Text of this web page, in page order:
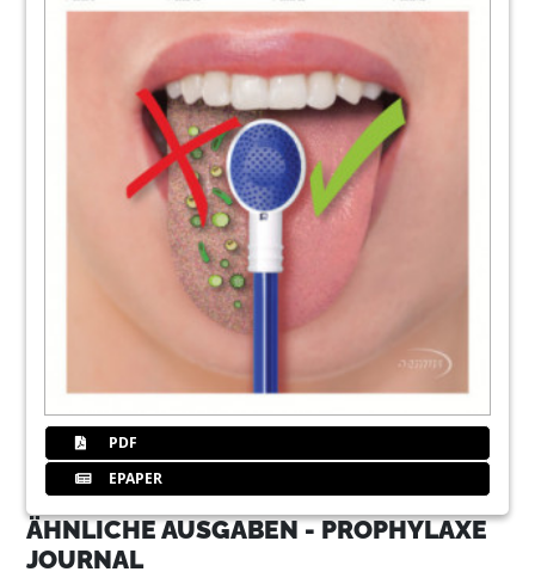
PDF
EPAPER
ÄHNLICHE AUSGABEN - PROPHYLAXE
JOURNAL